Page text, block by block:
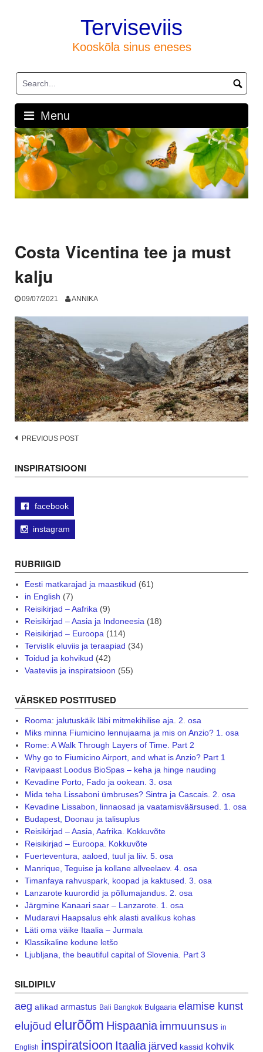
Terviseviis
Kooskõla sinus eneses
Menu
Costa Vicentina tee ja must
kalju
09/07/2021 ANNIKA
Post
PREVIOUS POST
INSPIRATSIOONI
facebook
instagram
RUBRIIGID
Eesti matkarajad ja maastikud (61)
in English (7)
Reisikirjad – Aafrika (9)
Reisikirjad – Aasia ja Indoneesia (18)
Reisikirjad – Euroopa (114)
Tervislik eluviis ja teraapiad (34)
Toidud ja kohvikud (42)
Vaateviis ja inspiratsioon (55)
VÄRSKED POSTITUSED
Rooma: jalutuskäik läbi mitmekihilise aja. 2. osa
Miks minna Fiumicino lennujaama ja mis on Anzio? 1. osa
Rome: A Walk Through Layers of Time. Part 2
Why go to Fiumicino Airport, and what is Anzio? Part 1
Ravipaast Loodus BioSpas – keha ja hinge nauding
Kevadine Porto, Fado ja ookean. 3. osa
Mida teha Lissaboni ümbruses? Sintra ja Cascais. 2. osa
Kevadine Lissabon, linnaosad ja vaatamisväärsused. 1. osa
Budapest, Doonau ja talisuplus
Reisikirjad – Aasia, Aafrika. Kokkuvõte
Reisikirjad – Euroopa. Kokkuvõte
Fuerteventura, aaloed, tuul ja liiv. 5. osa
Manrique, Teguise ja kollane allveelaev. 4. osa
Timanfaya rahvuspark, koopad ja kaktused. 3. osa
Lanzarote kuurordid ja põllumajandus. 2. osa
Järgmine Kanaari saar – Lanzarote. 1. osa
Mudaravi Haapsalus ehk alasti avalikus kohas
Läti oma väike Itaalia – Jurmala
Klassikaline kodune letšo
Ljubljana, the beautiful capital of Slovenia. Part 3
SILDIPILV
aeg allikad armastus Bali Bangkok Bulgaaria elamise kunst
elujõud elurõõm Hispaania immuunsus in
English inspiratsioon Itaalia järved kassid kohvik